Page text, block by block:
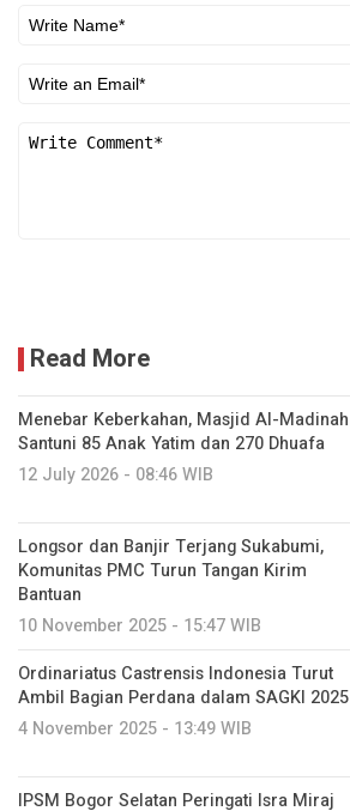
Read More
Menebar Keberkahan, Masjid Al-Madinah
Santuni 85 Anak Yatim dan 270 Dhuafa
12 July 2026 - 08:46 WIB
Longsor dan Banjir Terjang Sukabumi,
Komunitas PMC Turun Tangan Kirim
Bantuan
10 November 2025 - 15:47 WIB
Ordinariatus Castrensis Indonesia Turut
Ambil Bagian Perdana dalam SAGKI 2025
4 November 2025 - 13:49 WIB
IPSM Bogor Selatan Peringati Isra Miraj